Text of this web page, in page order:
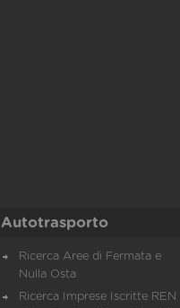
Autotrasporto
Ricerca Aree di Fermata e
Nulla Osta
Ricerca Imprese Iscritte REN